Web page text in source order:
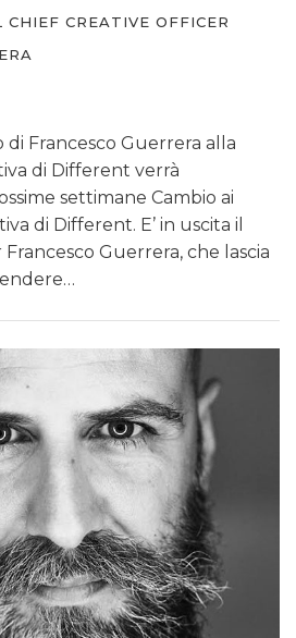
CREATIVE OFFICER
di Francesco Guerrera alla
di Different verrà
settimane Cambio ai
di Different. E’ in uscita il
Guerrera, che lascia